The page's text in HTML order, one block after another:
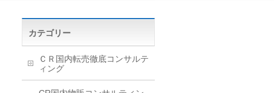
カテゴリー
ＣＲ国内転売徹底コンサルテ
ィング